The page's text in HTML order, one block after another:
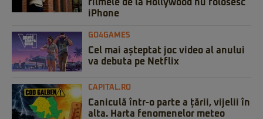
filmele de la Hollywood nu folosesc
iPhone
GO4GAMES
Cel mai așteptat joc video al anului
va debuta pe Netflix
CAPITAL.RO
Caniculă într-o parte a țării, vijelii în
alta. Harta fenomenelor meteo